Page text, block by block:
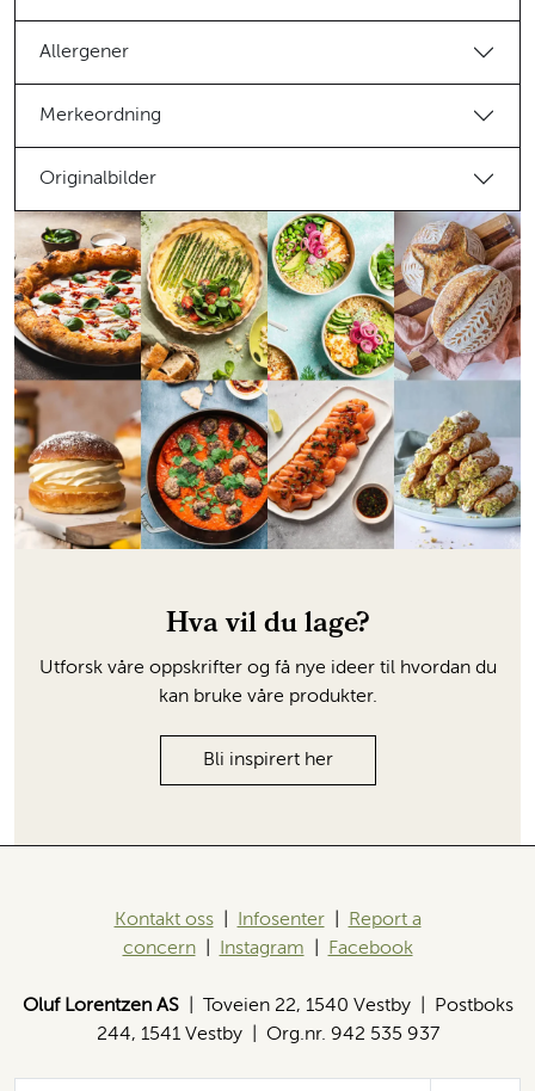
Allergener
Merkeordning
Originalbilder
Hva vil du lage?
Utforsk våre oppskrifter og få nye ideer til hvordan du
kan bruke våre produkter.
Bli inspirert her
Kontakt oss| Infosenter|
Report a
concern| Instagram Facebook
Oluf Lorentzen AS| Toveien 22, 1540 Vestby | Postboks
244, 1541 Vestby | Org.nr. 942 535 937